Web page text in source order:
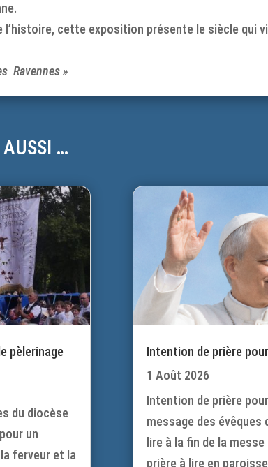
l’histoire, cette exposition présente le siècle qui
Ravennes »
AUSSI …
pèlerinage
du diocèse
un
ferveur et la
Intention de prière
1 Août 2026
Intention de prière
message des évêques
lire à la fin de la
prière à lire en